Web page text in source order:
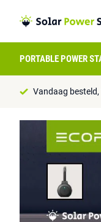
PORTABLE POWER
Vandaag besteld,